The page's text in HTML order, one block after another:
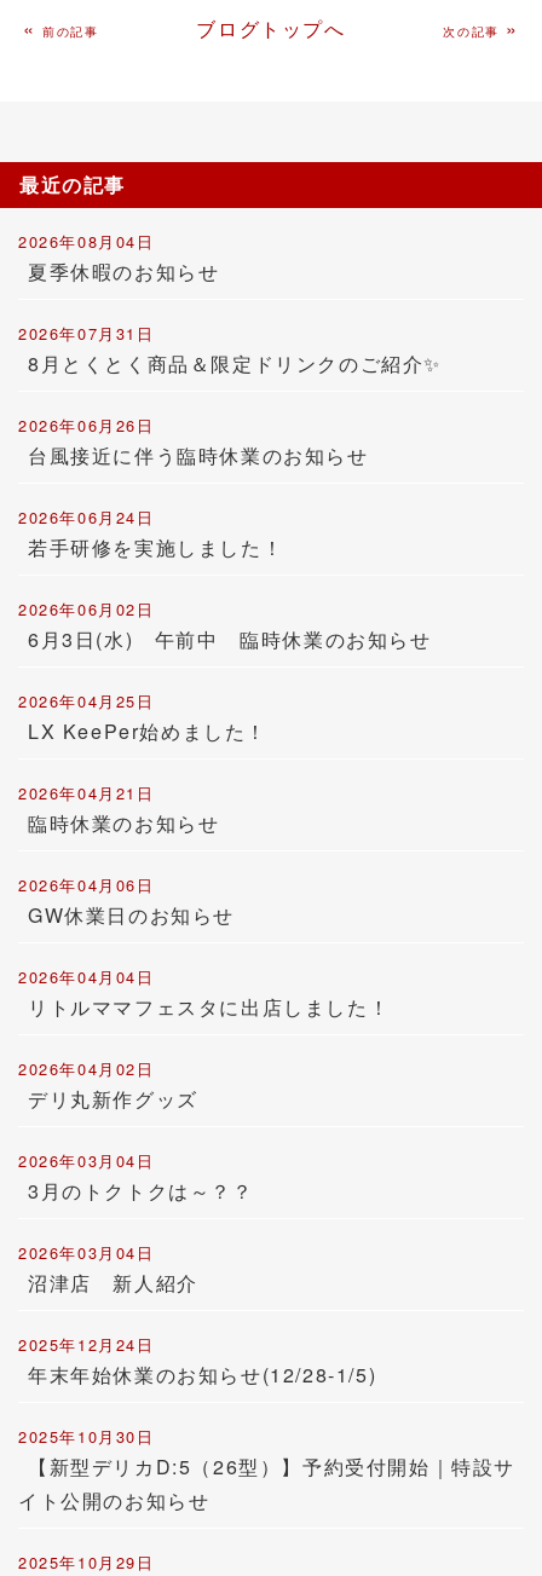
«前の記事 ブログトップへ 次の記事 »
最近の記事
2026年08月04日
夏季休暇のお知らせ
2026年07月31日
8月とくとく商品＆限定ドリンクのご紹介✨
2026年06月26日
台風接近に伴う臨時休業のお知らせ
2026年06月24日
若手研修を実施しました！
2026年06月02日
6月3日(水) 午前中 臨時休業のお知らせ
2026年04月25日
LX KeePer始めました！
2026年04月21日
臨時休業のお知らせ
2026年04月06日
GW休業日のお知らせ
2026年04月04日
リトルママフェスタに出店しました！
2026年04月02日
デリ丸新作グッズ
2026年03月04日
3月のトクトクは～？？
2026年03月04日
沼津店 新人紹介
2025年12月24日
年末年始休業のお知らせ(12/28-1/5)
2025年10月30日
【新型デリカD:5（26型）】予約受付開始｜特設サ
イト公開のお知らせ
2025年10月29日